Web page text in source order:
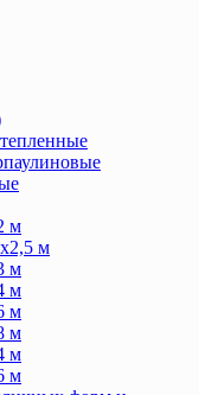
м
м
м
м
м
м
м
м